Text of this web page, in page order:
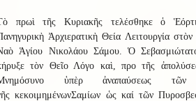
πρωὶ τῆς Κυριακῆς τελέσθηκε ὁ
Ἀρχιερατικὴ Θεία Λειτουργία
Ἁγίου Νικολάου Σάμου. Ὁ
τὸν Θεῖο Λόγο καὶ, προ τῆς
ὑπὲρ ἀναπαύσεως τῶν
κεκοιμημένωνΣαμίων ὡς καί τῶν